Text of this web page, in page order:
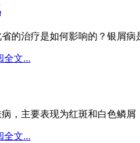
的治疗是如何影响的？银屑
全文...
，主要表现为红斑和白色鳞
全文...